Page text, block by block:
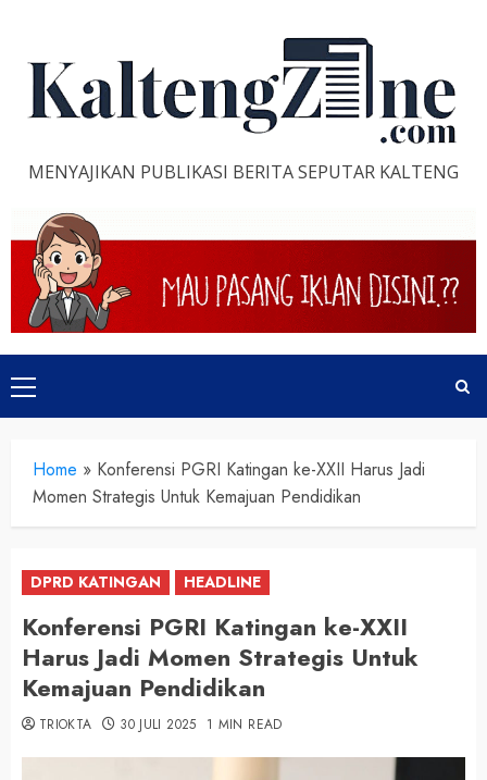
content
MENYAJIKAN PUBLIKASI BERITA SEPUTAR KALTENG
Primary
Menu
Home » Konferensi PGRI Katingan ke-XXII Harus Jadi
Momen Strategis Untuk Kemajuan Pendidikan
DPRD KATINGAN HEADLINE
Konferensi PGRI Katingan ke-XXII
Harus Jadi Momen Strategis Untuk
Kemajuan Pendidikan
TRIOKTA 30 JULI 2025 1 MIN READ